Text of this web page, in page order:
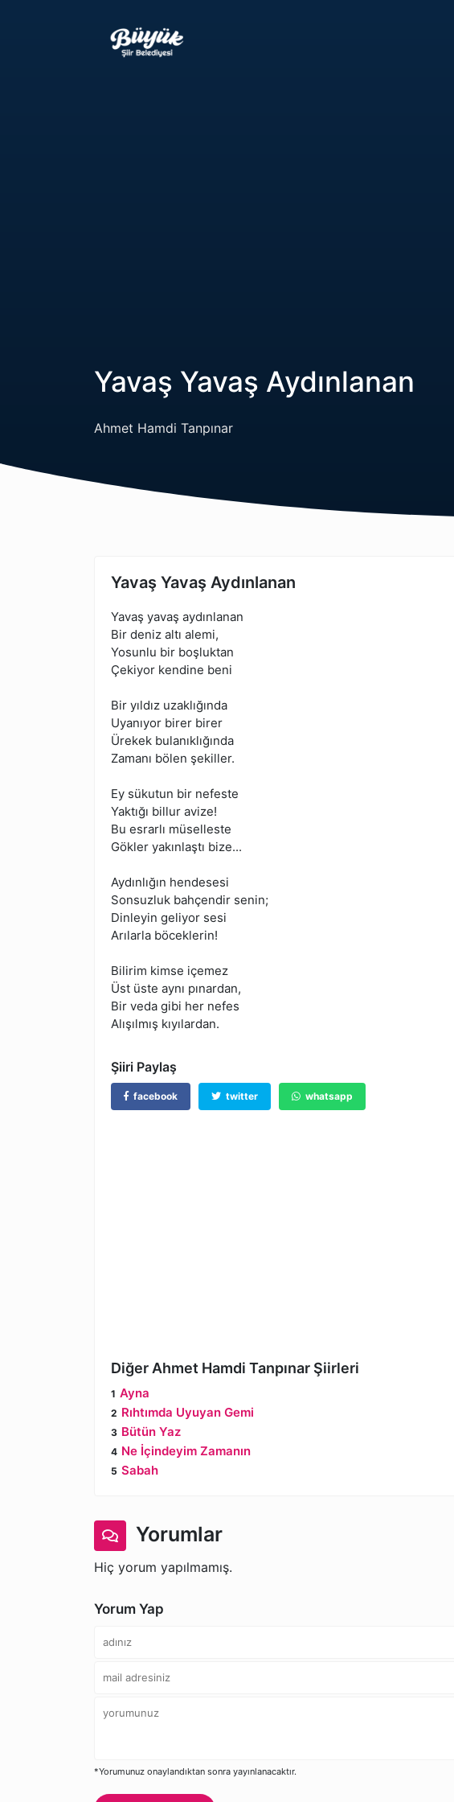
Yavaş Yavaş Aydınlanan
Ahmet Hamdi Tanpınar
Yavaş Yavaş Aydınlanan
Yavaş yavaş aydınlanan
Bir deniz altı alemi,
Yosunlu bir boşluktan
Çekiyor kendine beni
Bir yıldız uzaklığında
Uyanıyor birer birer
Ürekek bulanıklığında
Zamanı bölen şekiller.
Ey sükutun bir nefeste
Yaktığı billur avize!
Bu esrarlı müselleste
Gökler yakınlaştı bize...
Aydınlığın hendesesi
Sonsuzluk bahçendir senin;
Dinleyin geliyor sesi
Arılarla böceklerin!
Bilirim kimse içemez
Üst üste aynı pınardan,
Bir veda gibi her nefes
Alışılmış kıyılardan.
Şiiri Paylaş
facebook twitter whatsapp
Diğer Ahmet Hamdi Tanpınar Şiirleri
Ayna
Rıhtımda Uyuyan Gemi
Bütün Yaz
Ne İçindeyim Zamanın
Sabah
Yorumlar
Hiç yorum yapılmamış.
Yorum Yap
*Yorumunuz onaylandıktan sonra yayınlanacaktır.